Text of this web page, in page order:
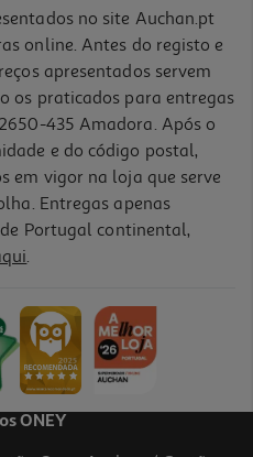
no site Auchan.pt
online. Antes do registo e
apresentados servem
os praticados para entregas
435 Amadora. Após o
e do código postal,
em vigor na loja que serve
Entregas apenas
Portugal continental,
.
ONEY